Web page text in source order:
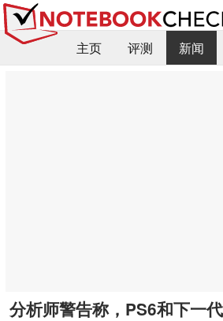
主页 评测
新闻
分析师警告称，PS6和下一